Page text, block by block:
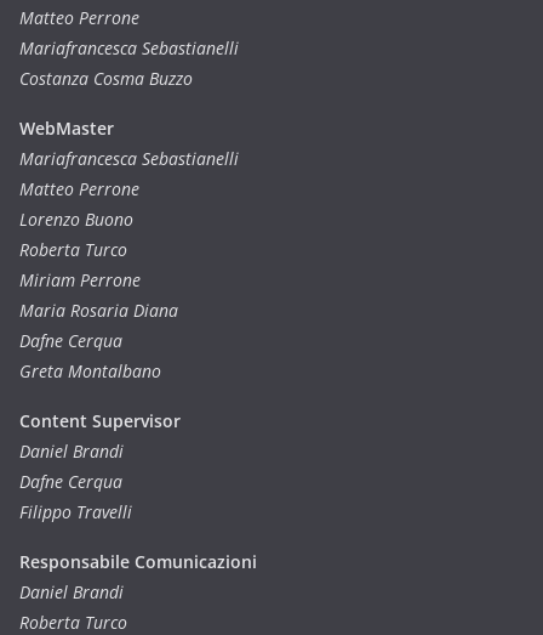
Matteo Perrone
Mariafrancesca Sebastianelli
Costanza Cosma Buzzo
WebMaster
Mariafrancesca Sebastianelli
Matteo Perrone
Lorenzo Buono
Roberta Turco
Miriam Perrone
Maria Rosaria Diana
Dafne Cerqua
Greta Montalbano
Content Supervisor
Daniel Brandi
Dafne Cerqua
Filippo Travelli
Responsabile Comunicazioni
Daniel Brandi
Roberta Turco